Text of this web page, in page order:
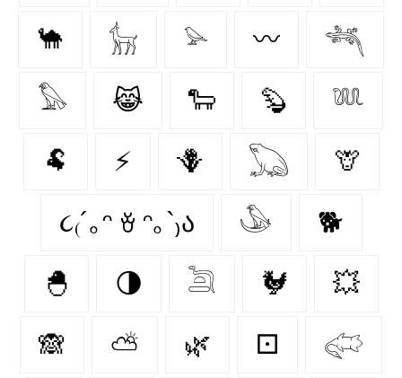
🐪 𓃴 𓅫 〰️ 𓆈
𓅃 😹 🐑 🦫 𓆚
🐏 ⚡ 🪻 𓆏 🦒
૮₍´｡ᵔ ꈊ ᵔ｡`₎ა 𓅇 🐕
🐣 🌗 𓆖 🐓 💥
🙈 ⛅ 🌿 ⚀ 𓅾